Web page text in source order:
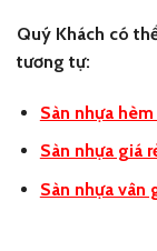
Quý Khách có
tương tự:
Sàn nhựa
Sàn nhựa giá
Sàn nhựa vân